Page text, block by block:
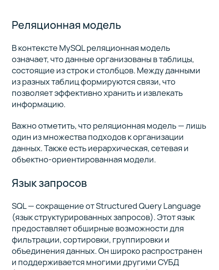
Реляционная модель
В контексте MySQL реляционная модель
означает, что данные организованы в таблицы,
состоящие из строк и столбцов. Между данными
из разных таблиц формируются связи, что
позволяет эффективно хранить и извлекать
информацию.
Важно отметить, что реляционная модель — лишь
один из множества подходов к организации
данных. Также есть иерархическая, сетевая и
объектно-ориентированная модели.
Язык запросов
SQL — сокращение от Structured Query Language
(язык структурированных запросов). Этот язык
предоставляет обширные возможности для
фильтрации, сортировки, группировки и
объединения данных. Он широко распространен
и поддерживается многими другими СУБД